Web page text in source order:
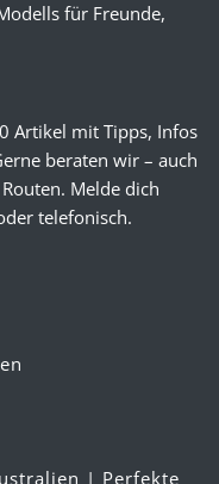
für Freunde,
Artikel mit Tipps, Infos
beraten wir – auch
Melde dich
telefonisch.
| Perfekte